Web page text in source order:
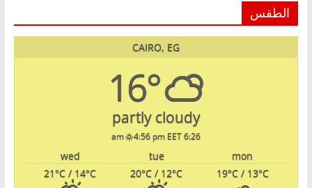
الطقس
CAIRO, EG
16°
partly cloudy
6:26 am
4:56 pm EET
mon
tue
wed
19°C/ 13°C
20°C / 12°C
21°C / 14°C